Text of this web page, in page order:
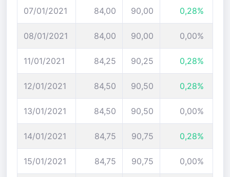
07/01/2021 84,00 90,00 0,28%
08/01/2021 84,00 90,00 0,00%
11/01/2021 84,25 90,25 0,28%
12/01/2021 84,50 90,50 0,28%
13/01/2021 84,50 90,50 0,00%
14/01/2021 84,75 90,75 0,28%
15/01/2021 84,75 90,75 0,00%